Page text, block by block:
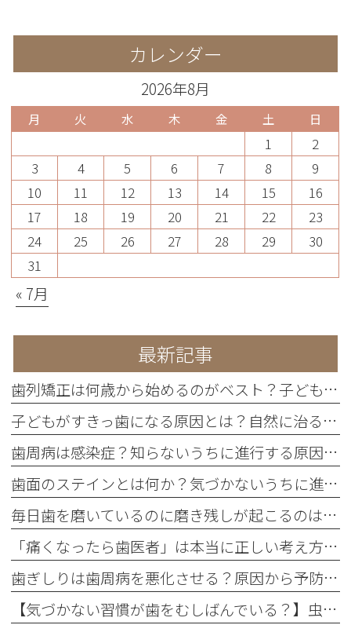
カレンダー
2026年8月
月 火 水 木 金 土 日
1
2
3
4 5 6 7 8
9
10
11 12 13 14 15
16
17
18 19 20 21 22
23
24
25 26 27 28 29
30
31
« 7月
最新記事
歯列矯正は何歳から始めるのがベスト？子どもと大人の違い・メリット・デメリットを歯科医が詳しく解説
子どもがすきっ歯になる原因とは？自然に治るケース・放置するリスク・治療方法まで詳しく解説
歯周病は感染症？知らないうちに進行する原因と予防法
歯面のステインとは何か？気づかないうちに進行する着色の正体
毎日歯を磨いているのに磨き残しが起こるのはなぜ？
「痛くなったら歯医者」は本当に正しい考え方なのか
歯ぎしりは歯周病を悪化させる？原因から予防策まで徹底解説
【気づかない習慣が歯をむしばんでいる？】虫歯ができやすい人に共通する「ながら食べ」の危険性とは